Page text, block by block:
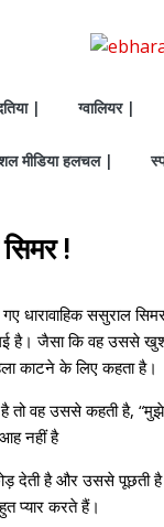
| ग्वालियर |
मीडिया हलचल |
!
ससुराल
है। जैसा कि वह उससे
काटने के लिए कहता है।
है तो वह उससे कहती
नहीं है
देती है और उससे
प्यार करते हैं।